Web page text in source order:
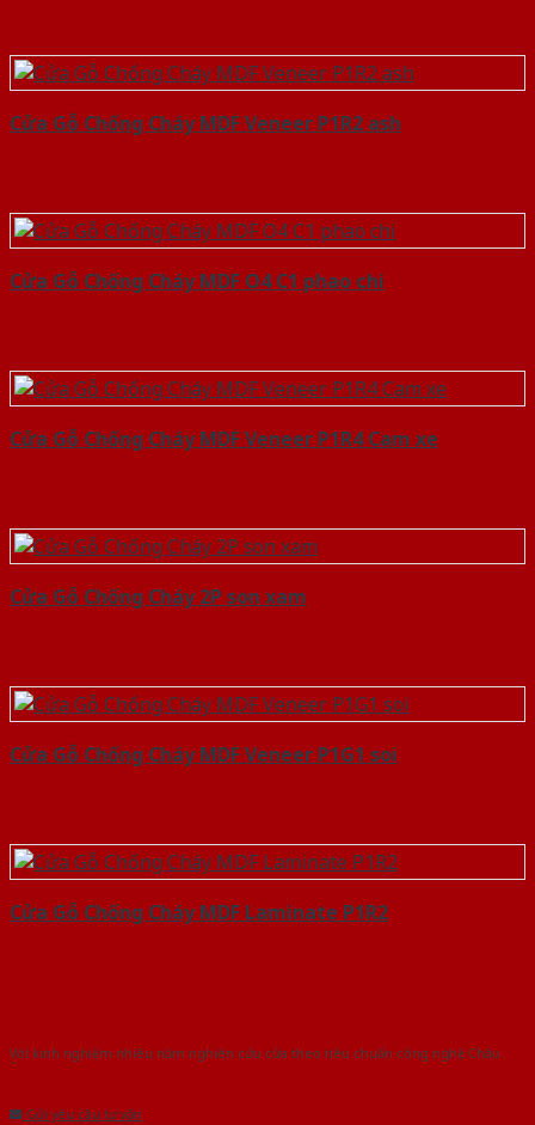
Cửa Gỗ Chống Cháy MDF Veneer P1R2 ash
Cửa Gỗ Chống Cháy MDF O4 C1 phao chi
Cửa Gỗ Chống Cháy MDF Veneer P1R4 Cam xe
Cửa Gỗ Chống Cháy 2P son xam
Cửa Gỗ Chống Cháy MDF Veneer P1G1 soi
Cửa Gỗ Chống Cháy MDF Laminate P1R2
Với kinh nghiệm nhiêu năm nghiên cứu cửa theo tiêu chuẩn công nghệ Châu
Gửi yêu cầu tư vấn